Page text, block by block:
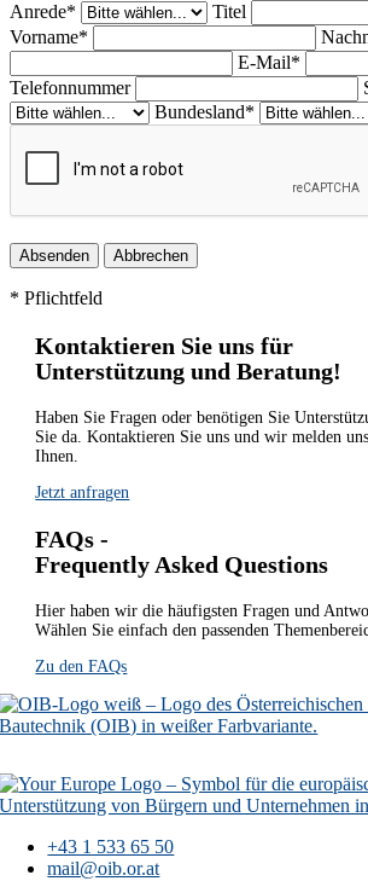
Anrede*
Titel
Vorname*
E-Mail*
Telefonnummer
Bundesland*
Absenden Abbrechen
* Pflichtfeld
Kontaktieren Sie uns für
Unterstützung und Beratung!
Haben Sie Fragen oder benötigen Sie
Sie da. Kontaktieren Sie uns und wir melden
Ihnen.
Jetzt anfragen
FAQs -
Frequently Asked Questions
Hier haben wir die häufigsten Fragen und
Wählen Sie einfach den passenden
Zu den FAQs
+43 1 533 65 50
mail@oib.or.at